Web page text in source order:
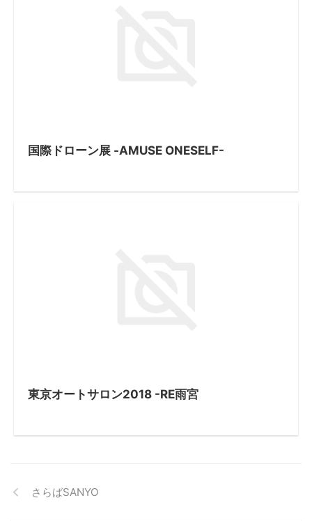
国際ドローン展 -AMUSE ONESELF-
東京オートサロン2018 -RE雨宮
さらばSANYO